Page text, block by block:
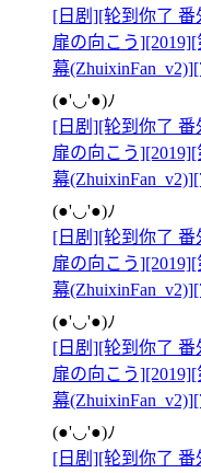
[日剧][轮到你了 番
扉の向こう
幕
(●'◡'●)ﾉ
[日剧][轮到你了 番
扉の向こう
幕
(●'◡'●)ﾉ
[日剧][轮到你了 番
扉の向こう
幕
(●'◡'●)ﾉ
[日剧][轮到你了 番
扉の向こう
幕
(●'◡'●)ﾉ
[日剧][轮到你了 番